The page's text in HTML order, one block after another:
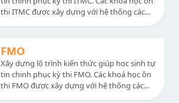
thi ITMC được xây dựng với hệ thống các
chuyên đề nâng cao sát với đề thi, bài giảng
các đề thi thử và chữa đề thi các năm, chữa
bộ đề ôn tập.
FMO
Xây dựng lộ trình kiến thức giúp học sinh tự
tin chinh phục kỳ thi FMO. Các khoá học ôn
thi FMO được xây dựng với hệ thống các
chuyên đề nâng cao sát với đề thi, bài giảng